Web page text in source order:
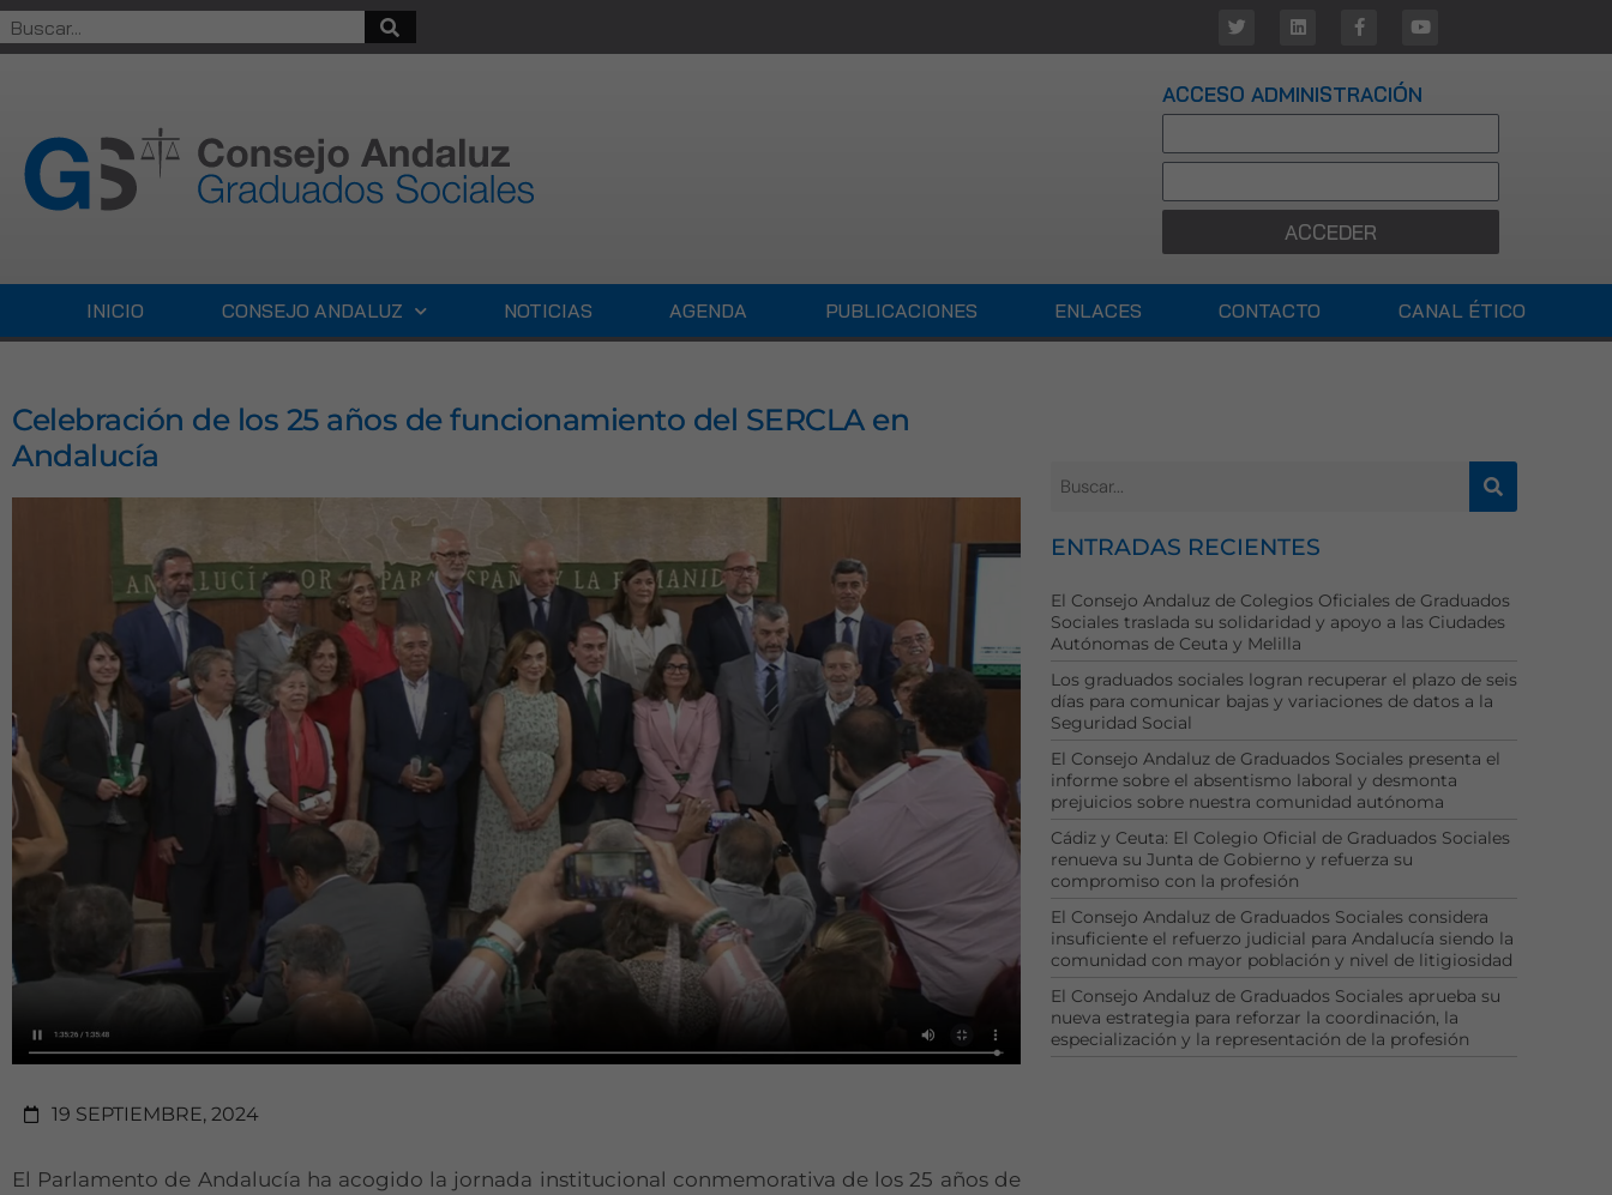
ACCESO ADMINISTRACIÓN
ACCEDER
INICIO CONSEJO ANDALUZ NOTICIAS AGENDA PUBLICACIONES ENLACES CONTACTO CANAL ÉTICO
Celebración de los 25 años de funcionamiento del SERCLA en
Andalucía
19 SEPTIEMBRE, 2024
El Parlamento de Andalucía ha acogido la jornada institucional conmemorativa de los 25 años de
ENTRADAS RECIENTES
El Consejo Andaluz de Colegios Oficiales de Graduados
Sociales traslada su solidaridad y apoyo a las Ciudades
Autónomas de Ceuta y Melilla
Los graduados sociales logran recuperar el plazo de seis
días para comunicar bajas y variaciones de datos a la
Seguridad Social
El Consejo Andaluz de Graduados Sociales presenta el
informe sobre el absentismo laboral y desmonta
prejuicios sobre nuestra comunidad autónoma
Cádiz y Ceuta: El Colegio Oficial de Graduados Sociales
renueva su Junta de Gobierno y refuerza su
compromiso con la profesión
El Consejo Andaluz de Graduados Sociales considera
insuficiente el refuerzo judicial para Andalucía siendo la
comunidad con mayor población y nivel de litigiosidad
El Consejo Andaluz de Graduados Sociales aprueba su
nueva estrategia para reforzar la coordinación, la
especialización y la representación de la profesión